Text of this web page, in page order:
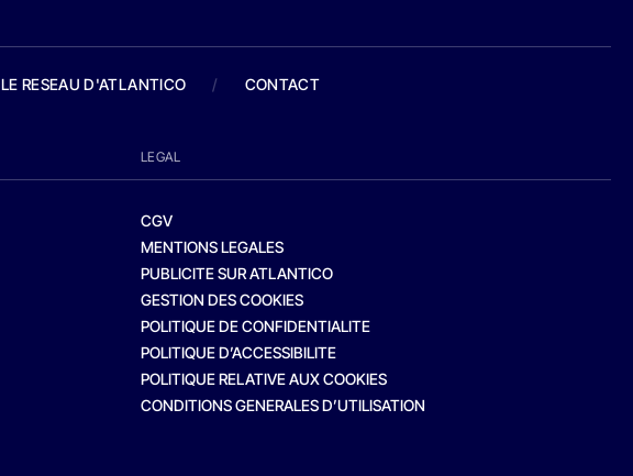
LE RESEAU D'ATLANTICO / CONTACT
LEGAL
CGV
MENTIONS LEGALES
PUBLICITE SUR ATLANTICO
GESTION DES COOKIES
POLITIQUE DE CONFIDENTIALITE
POLITIQUE D’ACCESSIBILITE
POLITIQUE RELATIVE AUX COOKIES
CONDITIONS GENERALES D’UTILISATION